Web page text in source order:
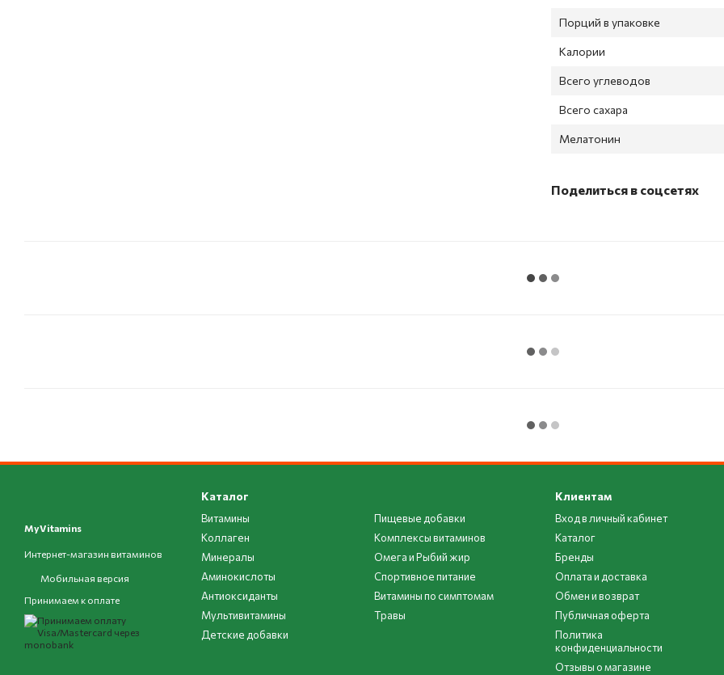
Порций в упаковке
Калории
Всего углеводов
Всего сахара
Мелатонин
Поделиться в соцсетях
MyVitamins
Интернет-магазин витаминов
Мобильная версия
Принимаем к оплате
Каталог
Витамины
Коллаген
Минералы
Аминокислоты
Антиоксиданты
Мультивитамины
Детские добавки
Пищевые добавки
Комплексы витаминов
Омега и Рыбий жир
Спортивное питание
Витамины по симптомам
Травы
Клиентам
Вход в личный кабинет
Каталог
Бренды
Оплата и доставка
Обмен и возврат
Публичная оферта
Политика
конфиденциальности
Отзывы о магазине